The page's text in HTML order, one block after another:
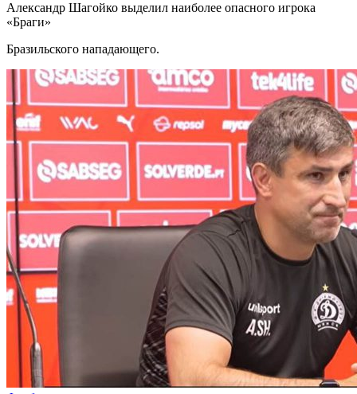
Александр Шагойко выделил наиболее опасного игрока
«Браги»
Бразильского нападающего.